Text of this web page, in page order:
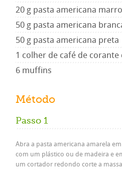
20 g pasta americana
50 g pasta americana
50 g pasta americana preta
1 colher de café de corante
6 muffins
Método
Passo 1
Abra a pasta americana amarela
com um plástico ou de madeira e
um cortador redondo corte a